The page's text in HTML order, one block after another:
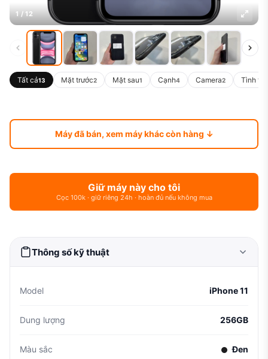
1 / 12
Tất cả13 Mặt trước2 Mặt sau1 Cạnh4 Camera2 Tình
Máy đã bán, xem máy khác còn hàng ↓
Giữ máy này cho tôi
Cọc 100k · giữ riêng 24h · hoàn đủ nếu không mua
Thông số kỹ thuật
Model iPhone 11
Dung lượng 256GB
Màu sắc Đen